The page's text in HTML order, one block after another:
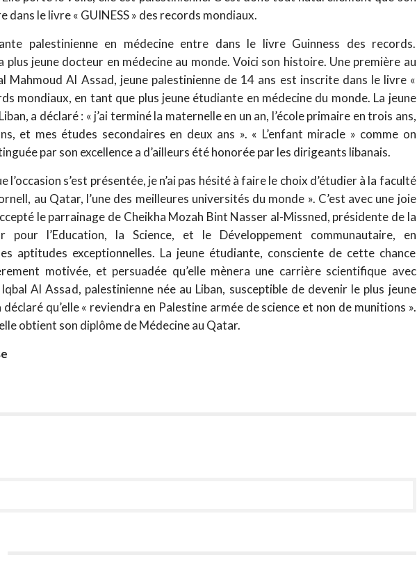
dans le livre « GUINESS » des records mondiaux.
palestinienne en médecine entre dans le livre Guinness des records.
plus jeune docteur en médecine au monde. Voici son histoire. Une première au
Mahmoud Al Assad, jeune palestinienne de 14 ans est inscrite dans le livre «
mondiaux, en tant que plus jeune étudiante en médecine du monde. La jeune
a déclaré : « j’ai terminé la maternelle en un an, l’école primaire en trois ans,
et mes études secondaires en deux ans ». « L’enfant miracle » comme on
par son excellence a d’ailleurs été honorée par les dirigeants libanais.
l’occasion s’est présentée, je n’ai pas hésité à faire le choix d’étudier à la faculté
au Qatar, l’une des meilleures universités du monde ». C’est avec une joie
le parrainage de Cheikha Mozah Bint Nasser al-Missned, présidente de la
pour l’Education, la Science, et le Développement communautaire, en
aptitudes exceptionnelles. La jeune étudiante, consciente de cette chance
motivée, et persuadée qu’elle mènera une carrière scientifique avec
Al Assad, palestinienne née au Liban, susceptible de devenir le plus jeune
qu’elle « reviendra en Palestine armée de science et non de munitions ».
obtient son diplôme de Médecine au Qatar.